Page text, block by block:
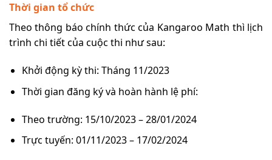
Thời gian tổ chức
Theo thông báo chính thức của Kangaroo Math thì lịch
trình chi tiết của cuộc thi như sau:
Khởi động kỳ thi: Tháng 11/2023
Thời gian đăng ký và hoàn hành lệ phí:
Theo trường: 15/10/2023 – 28/01/2024
Trực tuyến: 01/11/2023 – 17/02/2024